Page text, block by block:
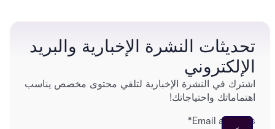
تحديثات النشرة الإخبارية والبريد
الإلكتروني
اشترك في النشرة الإخبارية لتلقي محتوى مخصص يناسب
اهتماماتك واحتياجاتك!
Email address
*